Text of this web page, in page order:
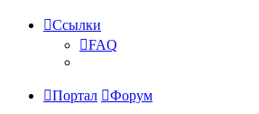
Ссылки
FAQ
Портал Форум